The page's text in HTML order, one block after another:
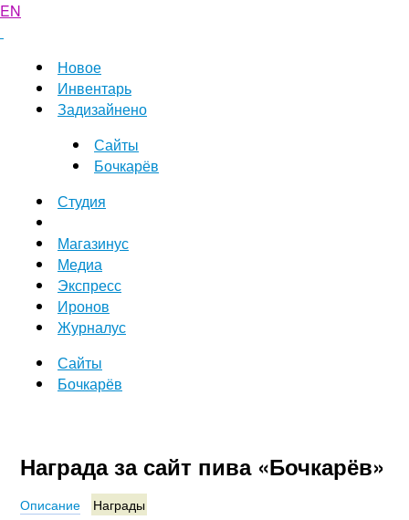
EN
Новое
Инвентарь
Задизайнено
Сайты
Бочкарёв
Студия
Магазинус
Медиа
Экспресс
Иронов
Журналус
Сайты
Бочкарёв
Награда за сайт пива «Бочкарёв»
Описание Награды